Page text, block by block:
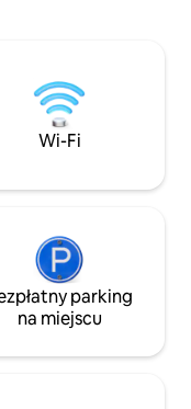
masowej
Wi-Fi
parking
na miejscu